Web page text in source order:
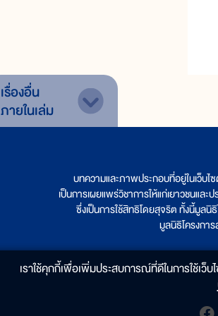
เรื่องอื่น
ภายในเล่ม
บทความและภาพประกอบที่อยู่ในเว็บ
เป็นการเผยแพร่วิชาการให้แก่เยาวชนแล
ซึ่งเป็นการใช้สิทธิโดยสุจริต ทั้งนี้มูลนิ
มูลนิธิโครงกา
เราใช้คุกกี้เพื่อเพิ่มประสบการณ์ที่ดีในการใช้เว็บ